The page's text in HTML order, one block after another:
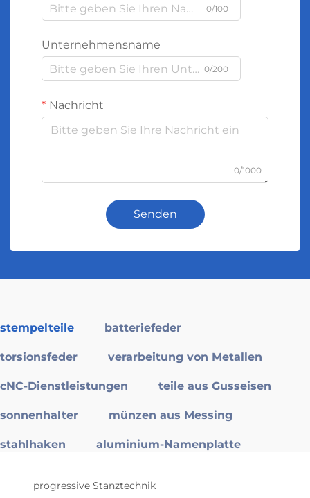
0/100
Unternehmensname
0/200
Nachricht
0/1000
Senden
stempelteile batteriefeder
torsionsfeder verarbeitung von Metallen
cNC-Dienstleistungen teile aus Gusseisen
sonnenhalter münzen aus Messing
stahlhaken aluminium-Namenplatte
progressive Stanztechnik